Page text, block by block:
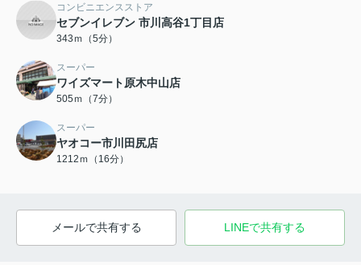
コンビニエンスストア
セブンイレブン 市川高谷1丁目店
343ｍ（5分）
スーパー
ワイズマート原木中山店
505ｍ（7分）
スーパー
ヤオコー市川田尻店
1212ｍ（16分）
メールで共有する LINEで共有する